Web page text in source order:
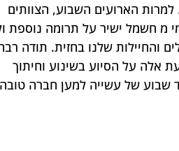
הארועים השבוע, הצוותים
מ חשמל ישיר על תרומה נוספת
חימום עבור החיילים והחיילות שלנו בחזית. תודה
אלה על הסיוע בשינוע וחיתוך
שבוע של עשייה למען חברה טובה